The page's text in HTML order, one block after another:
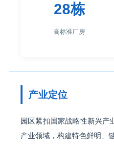
28栋
高标准厂房
产业定位
园区紧扣国家战略性新兴产
产业领域，构建特色鲜明、